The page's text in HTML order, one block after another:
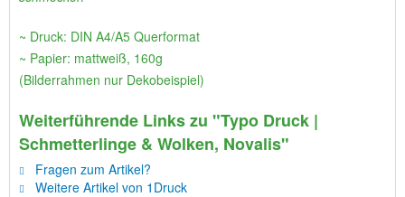
~ Druck: DIN A4/A5 Querformat
~ Papier: mattweiß, 160g
(Bilderrahmen nur Dekobeispiel)
Weiterführende Links zu "Typo Druck |
Schmetterlinge & Wolken, Novalis"
Fragen zum Artikel?
Weitere Artikel von 1Druck